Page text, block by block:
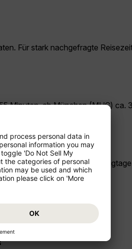
Für stark nachgefragte
Minuten, ab München (MUC) ca.
und München an. Die
A321-Familie.